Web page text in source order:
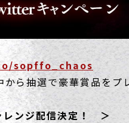
sopffo_chaos
ら抽選で豪華賞品をプ
ンジ配信決定！ ＞